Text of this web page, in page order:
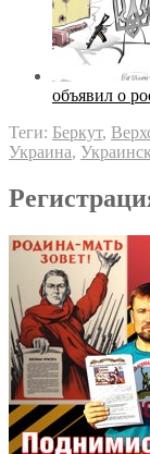
объявил о
Теги: Беркут,
Украина,